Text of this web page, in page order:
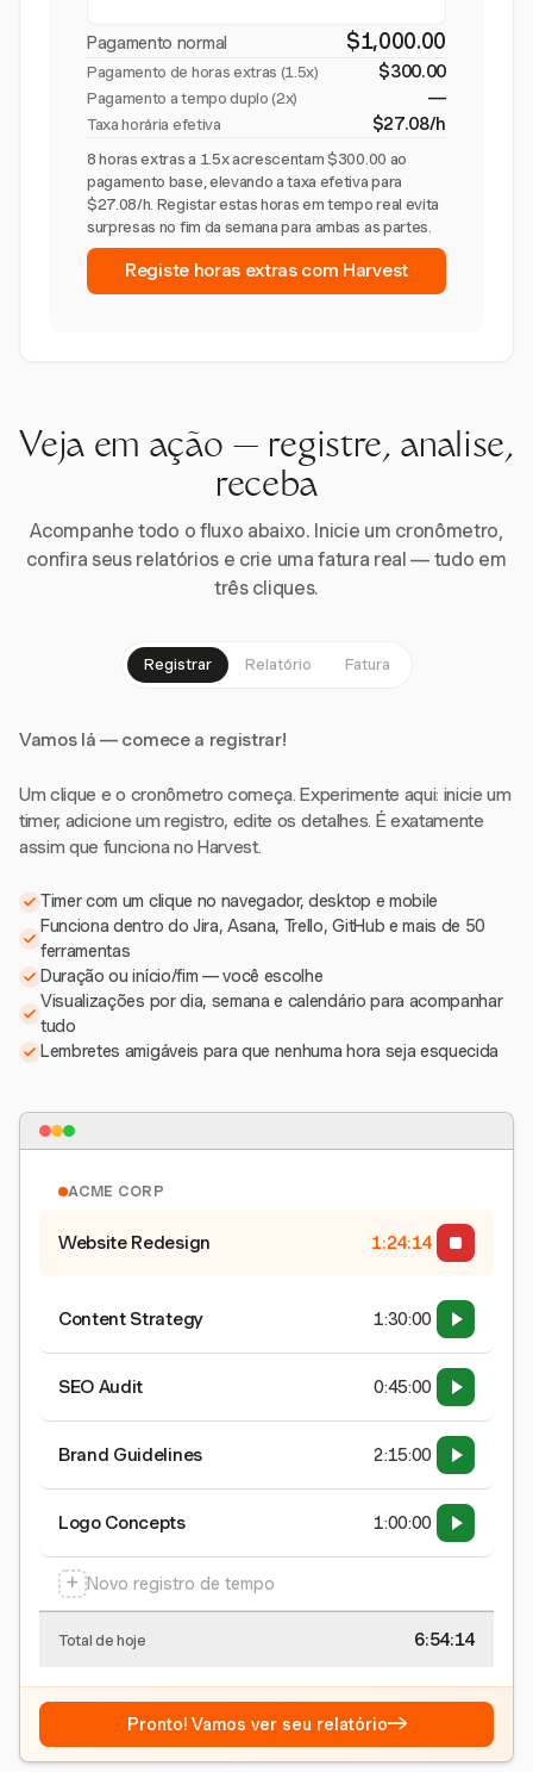
Pagamento normal $1,000.00
Pagamento de horas extras (1.5x) $300.00
Pagamento a tempo duplo (2x) —
Taxa horária efetiva $27.08/h
8 horas extras a 1.5x acrescentam $300.00 ao
pagamento base, elevando a taxa efetiva para
$27.08/h. Registar estas horas em tempo real evita
surpresas no fim da semana para ambas as partes.
Registe horas extras com Harvest
Veja em ação — registre, analise,
receba
Acompanhe todo o fluxo abaixo. Inicie um cronômetro,
confira seus relatórios e crie uma fatura real — tudo em
três cliques.
Registrar Relatório Fatura
Vamos lá — comece a registrar!
Um clique e o cronômetro começa. Experimente aqui: inicie um
timer, adicione um registro, edite os detalhes. É exatamente
assim que funciona no Harvest.
Timer com um clique no navegador, desktop e mobile
Funciona dentro do Jira, Asana, Trello, GitHub e mais de 50
ferramentas
Duração ou início/fim — você escolhe
Visualizações por dia, semana e calendário para acompanhar
tudo
Lembretes amigáveis para que nenhuma hora seja esquecida
ACME CORP
Website Redesign 1:24:15
Content Strategy 1:30:00
SEO Audit 0:45:00
Brand Guidelines 2:15:00
Logo Concepts 1:00:00
+ Novo registro de tempo
Total de hoje 6:54:15
Pronto! Vamos ver seu relatório→